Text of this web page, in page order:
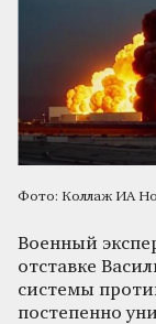
Фото: Коллаж ИА
Военный
отставке
системы
постепенно